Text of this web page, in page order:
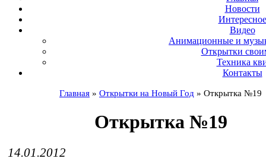
Новости
Интересное
Видео
Анимационные и
Открытки
Техника
Контакты
Главная » Открытки на Новый Год » Открытка №19
Открытка №19
14.01.2012